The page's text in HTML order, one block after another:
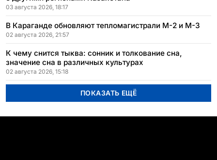
03 августа 2026, 18:17
В Караганде обновляют тепломагистрали М-2 и М-3
02 августа 2026, 21:57
К чему снится тыква: сонник и толкование сна,
значение сна в различных культурах
02 августа 2026, 15:18
ПОКАЗАТЬ ЕЩЁ